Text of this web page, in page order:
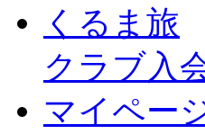
くるま旅
クラブ入
マイペー